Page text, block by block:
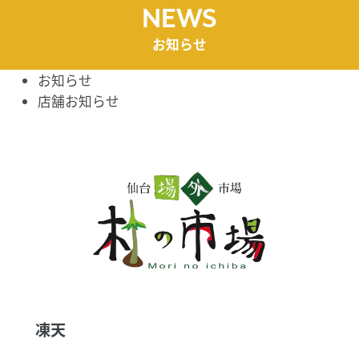
ッ
NEWS
お知らせ
お知らせ
店舗お知らせ
凍天